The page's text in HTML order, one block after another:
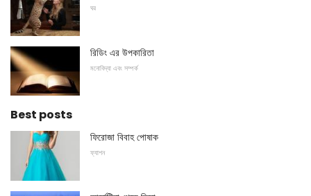
ঘর
রিডিং এর উপকারিতা
মনোবিদ্যা এবং সম্পর্ক
Best posts
ফিরোজা বিবাহ পোষাক
ফ্যাশন